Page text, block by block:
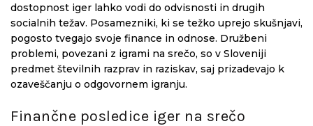
dostopnost iger lahko vodi do odvisnosti in drugih
socialnih težav. Posamezniki, ki se težko uprejo skušnjavi,
pogosto tvegajo svoje finance in odnose. Družbeni
problemi, povezani z igrami na srečo, so v Sloveniji
predmet številnih razprav in raziskav, saj prizadevajo k
ozaveščanju o odgovornem igranju.
Finančne posledice iger na srečo